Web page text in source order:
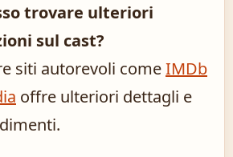
trovare ulteriori
sul cast?
siti autorevoli comeIMDb
offre ulteriori dettagli e